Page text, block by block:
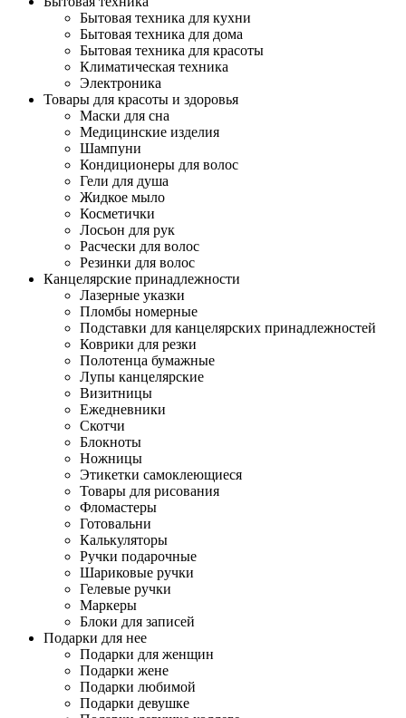
Бытовая техника для кухни
Бытовая техника для дома
Бытовая техника для красоты
Климатическая техника
Электроника
Товары для красоты и здоровья
Маски для сна
Медицинские изделия
Шампуни
Кондиционеры для волос
Гели для душа
Жидкое мыло
Косметички
Лосьон для рук
Расчески для волос
Резинки для волос
Канцелярские принадлежности
Лазерные указки
Пломбы номерные
Подставки для канцелярских принадлежностей
Коврики для резки
Полотенца бумажные
Лупы канцелярские
Визитницы
Ежедневники
Скотчи
Блокноты
Ножницы
Этикетки самоклеющиеся
Товары для рисования
Фломастеры
Готовальни
Калькуляторы
Ручки подарочные
Шариковые ручки
Гелевые ручки
Маркеры
Блоки для записей
Подарки для нее
Подарки для женщин
Подарки жене
Подарки любимой
Подарки девушке